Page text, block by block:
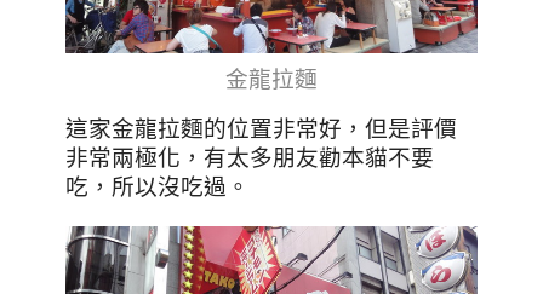
金龍拉麵
這家金龍拉麵的位置非常好，但是評價
非常兩極化，有太多朋友勸本貓不要
吃，所以沒吃過 。